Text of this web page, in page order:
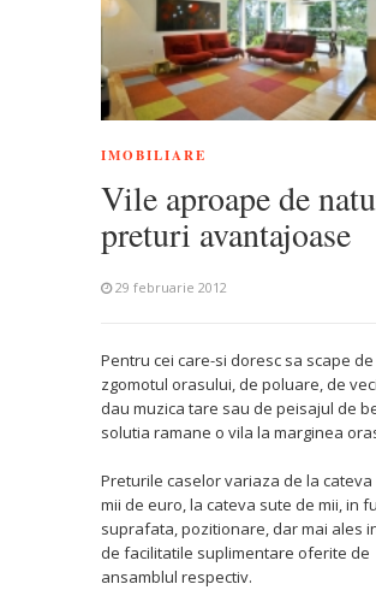
IMOBILIARE
Vile aproape de
preturi avantajoase
29 februarie 2012
Pentru cei care-si doresc sa scape de
zgomotul orasului, de poluare, de
dau muzica tare sau de peisajul de
solutia ramane o vila la marginea
Preturile caselor variaza de la cateva
mii de euro, la cateva sute de mii, in
suprafata, pozitionare, dar mai ales
de facilitatile suplimentare oferite de
ansamblul respectiv.